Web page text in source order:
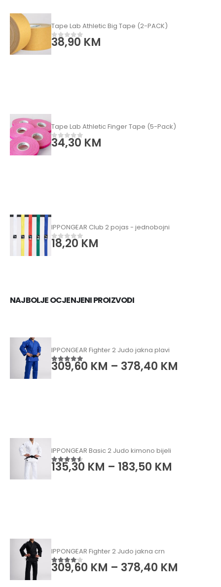
Tape Lab Athletic Big Tape (2-PACK)
0od 5
38,90KM
Tape Lab Athletic Finger Tape (5-Pack)
0od 5
34,30KM
IPPONGEAR Club 2 pojas - jednobojni
od 5
18,20KM
NAJBOLJE OCJENJENI PROIZVODI
IPPONGEAR Fighter 2 Judo jakna plavi
5.00od 5
309,60 KM – 378,40 KM
IPPONGEAR Basic 2 Judo kimono bijeli
4.50od 5
135,30 KM – 183,50 KM
IPPONGEAR Fighter 2 Judo jakna crn
4.00od 5
309,60 KM – 378,40 KM